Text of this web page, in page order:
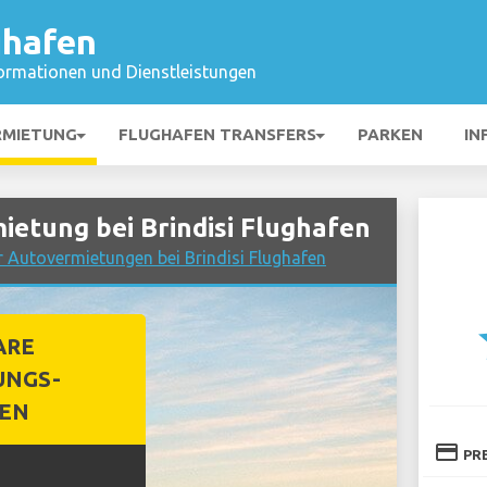
und Dienstleistungen
FLUGHAFEN TRANSFERS PARKEN
bei Brindisi Flughafen
Autovermietungen bei Brindisi Flughafen
credit_card